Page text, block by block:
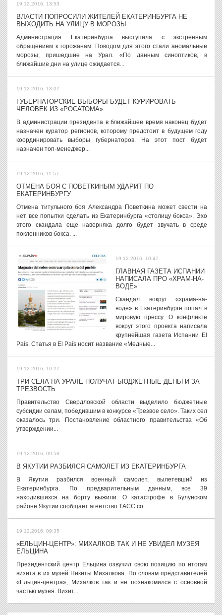
19.12.2016, 13:53
ВЛАСТИ ПОПРОСИЛИ ЖИТЕЛЕЙ ЕКАТЕРИНБУРГА НЕ
ВЫХОДИТЬ НА УЛИЦУ В МОРОЗЫ
Администрация Екатеринбурга выступила с экстренным
обращением к горожанам. Поводом для этого стали аномальные
морозы, пришедшие на Урал. «По данным синоптиков, в
ближайшие дни на улице ожидается...
19.12.2016, 13:07
ГУБЕРНАТОРСКИЕ ВЫБОРЫ БУДЕТ КУРИРОВАТЬ
ЧЕЛОВЕК ИЗ «РОСАТОМА»
В администрации президента в ближайшее время наконец будет
назначен куратор регионов, которому предстоит в будущем году
координировать выборы губернаторов. На этот пост будет
назначен топ-менеджер...
19.12.2016, 11:57
ОТМЕНА БОЯ С ПОВЕТКИНЫМ УДАРИТ ПО
ЕКАТЕРИНБУРГУ
Отмена титульного боя Александра Поветкина может свести на
нет все попытки сделать из Екатеринбурга «столицу бокса». Эхо
этого скандала еще наверняка долго будет звучать в среде
поклонников бокса. ...
19.12.2016, 10:47
ГЛАВНАЯ ГАЗЕТА ИСПАНИИ
НАПИСАЛА ПРО «ХРАМ-НА-
ВОДЕ»
Скандал вокруг «храма-на-
воде» в Екатеринбурге попал в
мировую прессу. О конфликте
вокруг этого проекта написала
крупнейшая газета Испании El
País. Статья в El País носит название «Медные...
19.12.2016, 10:27
ТРИ СЕЛА НА УРАЛЕ ПОЛУЧАТ БЮДЖЕТНЫЕ ДЕНЬГИ ЗА
ТРЕЗВОСТЬ
Правительство Свердловской области выделило бюджетные
субсидии селам, победившим в конкурсе «Трезвое село». Таких сел
оказалось три. Постановление областного правительства «Об
утверждении...
19.12.2016, 09:58
В ЯКУТИИ РАЗБИЛСЯ САМОЛЕТ ИЗ ЕКАТЕРИНБУРГА
В Якутии разбился военный самолет, вылетевший из
Екатеринбурга. По предварительным данным, все 39
находившихся на борту выжили. О катастрофе в Булунском
районе Якутии сообщает агентство ТАСС со...
19.12.2016, 09:35
«ЕЛЬЦИН-ЦЕНТР»: МИХАЛКОВ ТАК И НЕ УВИДЕЛ МУЗЕЯ
ЕЛЬЦИНА
Президентский центр Ельцина озвучил свою позицию по итогам
визита в их музей Никиты Михалкова. По словам представителей
«Ельцин-центра», Михалков так и не познакомился с основной
частью музея. Визит...